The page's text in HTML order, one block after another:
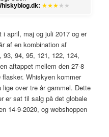
★★★ ★★
i april, maj og juli 2017 og er
af en kombination af
94, 95, 121, 122, 124,
aftappet mellem den 27-8
Whiskyen kommer
over tre år gammel. Dette
er sat til salg på det globale
14-9-2020, og webshoppen